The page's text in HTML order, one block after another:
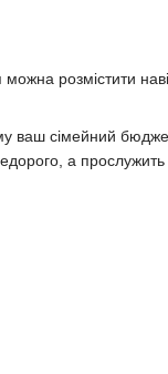
можна розмістити
ваш сімейний
а